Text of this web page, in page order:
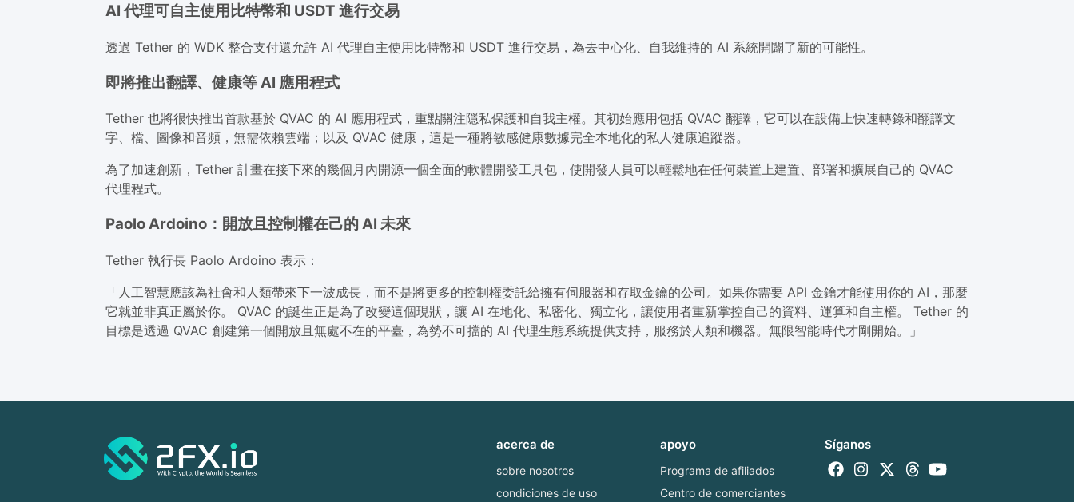
AI 代理可自主使用比特幣和 USDT 進行交易
透過 Tether 的 WDK 整合支付還允許 AI 代理自主使用比特幣和 USDT 進行交易，為去中心化、自我維持的 AI 系統開闢了新的可能性。
即將推出翻譯、健康等 AI 應用程式
Tether 也將很快推出首款基於 QVAC 的 AI 應用程式，重點關注隱私保護和自我主權。其初始應用包括 QVAC 翻譯，它可以在設備上快速轉錄和翻譯文
字、檔、圖像和音頻，無需依賴雲端；以及 QVAC 健康，這是一種將敏感健康數據完全本地化的私人健康追蹤器。
為了加速創新，Tether 計畫在接下來的幾個月內開源一個全面的軟體開發工具包，使開發人員可以輕鬆地在任何裝置上建置、部署和擴展自己的 QVAC
代理程式。
Paolo Ardoino：開放且控制權在己的 AI 未來
Tether 執行長 Paolo Ardoino 表示：
「人工智慧應該為社會和人類帶來下一波成長，而不是將更多的控制權委託給擁有伺服器和存取金鑰的公司。如果你需要 API 金鑰才能使用你的 AI，那麼
它就並非真正屬於你。 QVAC 的誕生正是為了改變這個現狀，讓 AI 在地化、私密化、獨立化，讓使用者重新掌控自己的資料、運算和自主權。 Tether 的
目標是透過 QVAC 創建第一個開放且無處不在的平臺，為勢不可擋的 AI 代理生態系統提供支持，服務於人類和機器。無限智能時代才剛開始。」
acerca de
sobre nosotros
condiciones de uso
apoyo
Programa de afiliados
Centro de comerciantes
Síganos